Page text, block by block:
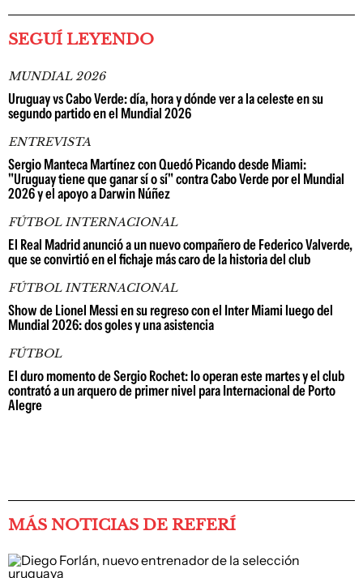
SEGUÍ LEYENDO
MUNDIAL 2026
Uruguay vs Cabo Verde: día, hora y dónde ver a la celeste en su
segundo partido en el Mundial 2026
ENTREVISTA
Sergio Manteca Martínez con Quedó Picando desde Miami:
"Uruguay tiene que ganar sí o sí" contra Cabo Verde por el Mundial
2026 y el apoyo a Darwin Núñez
FÚTBOL INTERNACIONAL
El Real Madrid anunció a un nuevo compañero de Federico Valverde,
que se convirtió en el fichaje más caro de la historia del club
FÚTBOL INTERNACIONAL
Show de Lionel Messi en su regreso con el Inter Miami luego del
Mundial 2026: dos goles y una asistencia
FÚTBOL
El duro momento de Sergio Rochet: lo operan este martes y el club
contrató a un arquero de primer nivel para Internacional de Porto
Alegre
MÁS NOTICIAS DE REFERÍ